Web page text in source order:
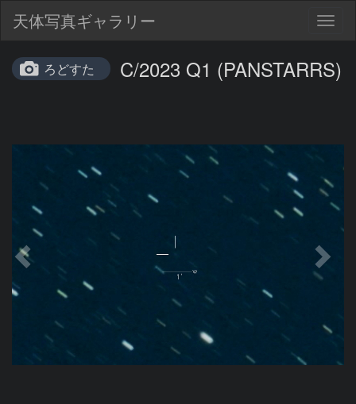
天体写真ギャラリー
ろどすた C/2023 Q1 (PANSTARRS)